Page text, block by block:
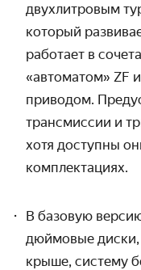
двухлитровым
который
работает в
«автоматом» ZF
приводом.
трансмиссии и
хотя доступны
комплектациях.
В базовую
дюймовые диски,
крыше, систему